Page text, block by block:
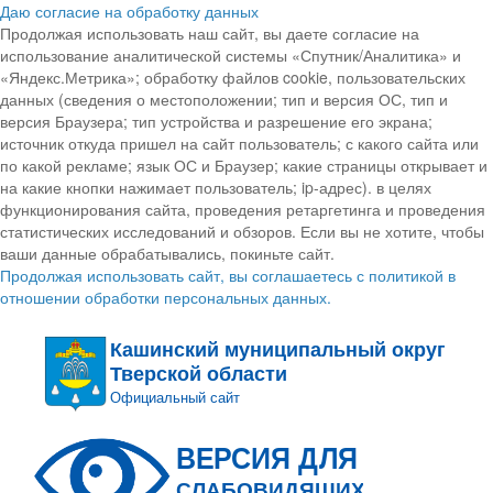
Даю согласие на обработку данных
Продолжая использовать наш сайт, вы даете согласие на
использование аналитической системы «Спутник/Аналитика» и
«Яндекс.Метрика»; обработку файлов cookie, пользовательских
данных (сведения о местоположении; тип и версия ОС, тип и
версия Браузера; тип устройства и разрешение его экрана;
источник откуда пришел на сайт пользователь; с какого сайта или
по какой рекламе; язык ОС и Браузер; какие страницы открывает и
на какие кнопки нажимает пользователь; ip-адрес). в целях
функционирования сайта, проведения ретаргетинга и проведения
статистических исследований и обзоров. Если вы не хотите, чтобы
ваши данные обрабатывались, покиньте сайт.
Продолжая использовать сайт, вы соглашаетесь с политикой в
отношении обработки персональных данных.